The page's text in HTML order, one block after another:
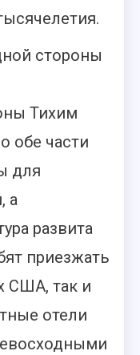
стороны
Тихим
обе части
для
а
развита
приезжать
США, так и
отели